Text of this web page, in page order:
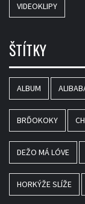
VIDEOKLIPY
ŠTÍTKY
ALBUM
BRĎOKOKY
DEŽO MÁ LÓVE
HORKÝŽE SLÍŽE